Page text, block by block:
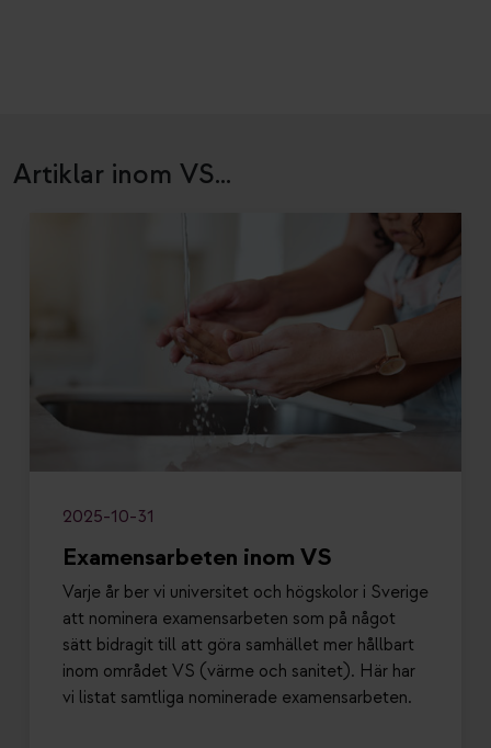
Artiklar inom VS...
2025-10-31
Examensarbeten inom VS
Varje år ber vi universitet och högskolor i Sverige
att nominera examensarbeten som på något
sätt bidragit till att göra samhället mer hållbart
inom området VS (värme och sanitet). Här har
vi listat samtliga nominerade examensarbeten.